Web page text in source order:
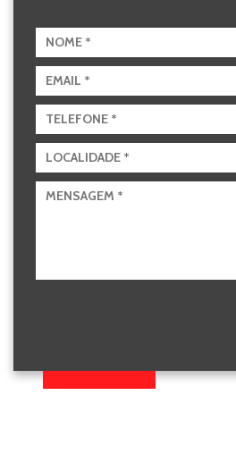
Pisos e
Sobre
Blog